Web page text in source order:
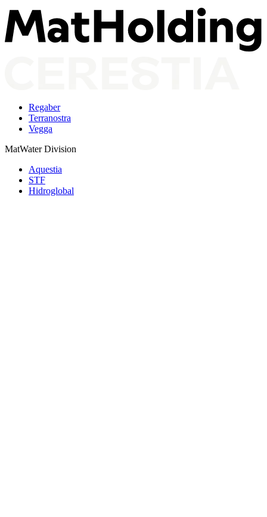
Regaber
Terranostra
Vegga
MatWater Division
Aquestia
STF
Hidroglobal